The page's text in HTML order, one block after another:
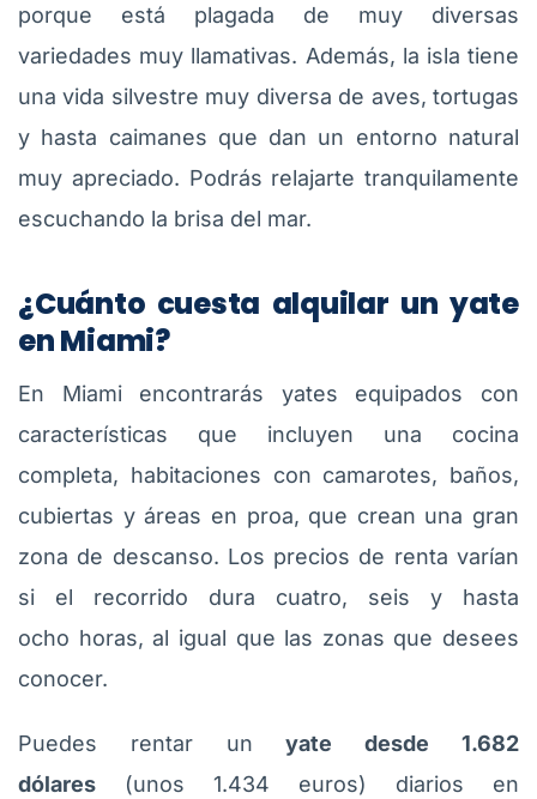
porque está plagada de muy diversas
variedades muy llamativas. Además, la isla tiene
una vida silvestre muy diversa de aves, tortugas
y hasta caimanes que dan un entorno natural
muy apreciado. Podrás relajarte tranquilamente
escuchando la brisa del mar.
¿Cuánto cuesta alquilar un yate
en Miami?
En Miami encontrarás yates equipados con
características que incluyen una cocina
completa, habitaciones con camarotes, baños,
cubiertas y áreas en proa, que crean una gran
zona de descanso. Los precios de renta varían
si el recorrido dura cuatro, seis y hasta
ocho horas, al igual que las zonas que desees
conocer.
Puedes rentar unyate desde 1.682
dólares (unos 1.434 euros) diarios en